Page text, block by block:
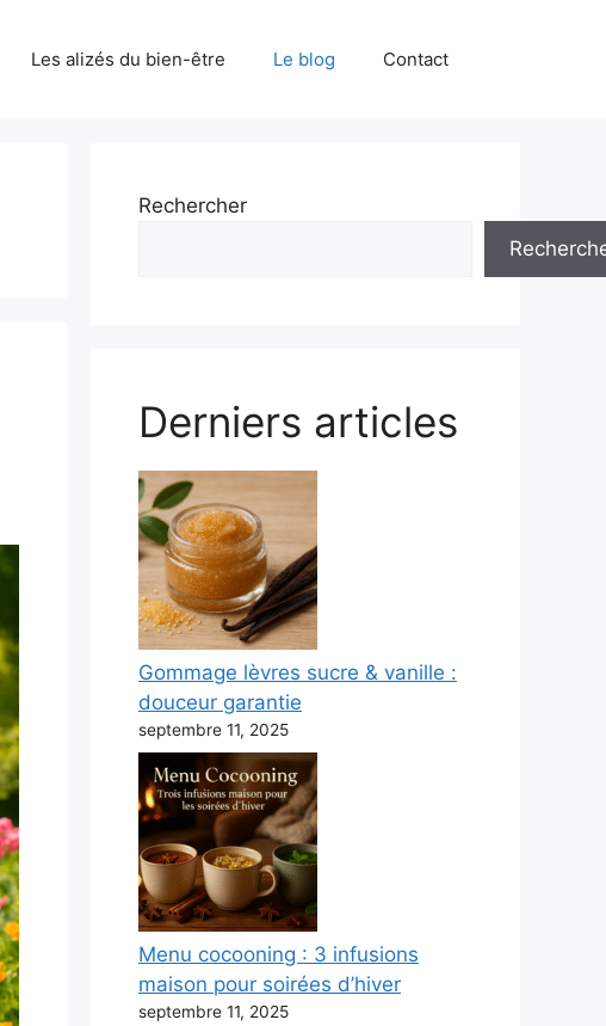
Les alizés du bien-être Le blog Contact
Rechercher
Derniers articles
Gommage lèvres sucre & vanille :
douceur garantie
septembre 11, 2025
Menu cocooning : 3 infusions
maison pour soirées d’hiver
septembre 11, 2025